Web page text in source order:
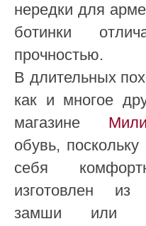
нередки для
ботинки
прочностью.
В длительных
как и многое
магазине
обувь,
себя
изготовлен из
замши или